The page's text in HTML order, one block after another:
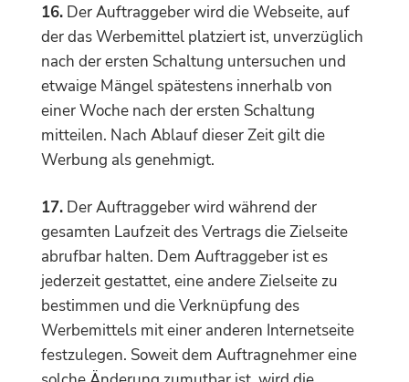
16.Der Auftraggeber wird die Webseite, auf
der das Werbemittel platziert ist, unverzüglich
nach der ersten Schaltung untersuchen und
etwaige Mängel spätestens innerhalb von
einer Woche nach der ersten Schaltung
mitteilen. Nach Ablauf dieser Zeit gilt die
Werbung als genehmigt.
17.Der Auftraggeber wird während der
gesamten Laufzeit des Vertrags die Zielseite
abrufbar halten. Dem Auftraggeber ist es
jederzeit gestattet, eine andere Zielseite zu
bestimmen und die Verknüpfung des
Werbemittels mit einer anderen Internetseite
festzulegen. Soweit dem Auftragnehmer eine